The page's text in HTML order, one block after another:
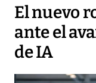
El nuevo
ante el
de IA